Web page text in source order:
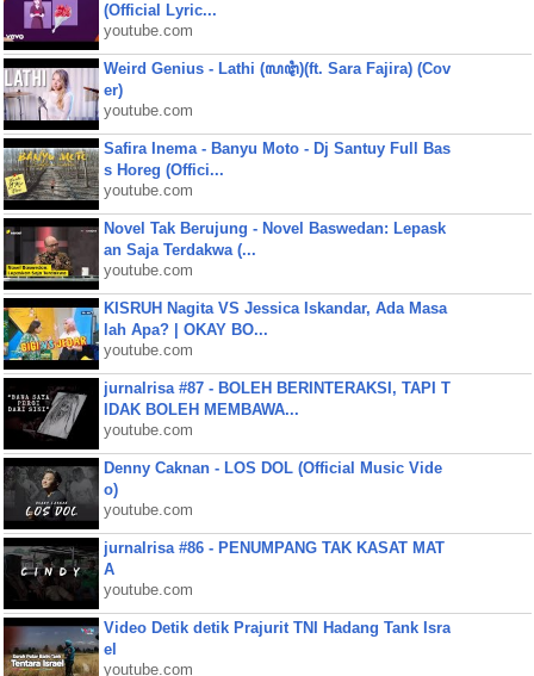
(Official Lyric...
youtube.com
Weird Genius - Lathi (ꦭꦛꦶ)(ft. Sara Fajira) (Cov
er)
youtube.com
Safira Inema - Banyu Moto - Dj Santuy Full Bas
s Horeg (Offici...
youtube.com
Novel Tak Berujung - Novel Baswedan: Lepask
an Saja Terdakwa (...
youtube.com
KISRUH Nagita VS Jessica Iskandar, Ada Masa
lah Apa? | OKAY BO...
youtube.com
jurnalrisa #87 - BOLEH BERINTERAKSI, TAPI T
IDAK BOLEH MEMBAWA...
youtube.com
Denny Caknan - LOS DOL (Official Music Vide
o)
youtube.com
jurnalrisa #86 - PENUMPANG TAK KASAT MAT
A
youtube.com
Video Detik detik Prajurit TNI Hadang Tank Isra
el
youtube.com